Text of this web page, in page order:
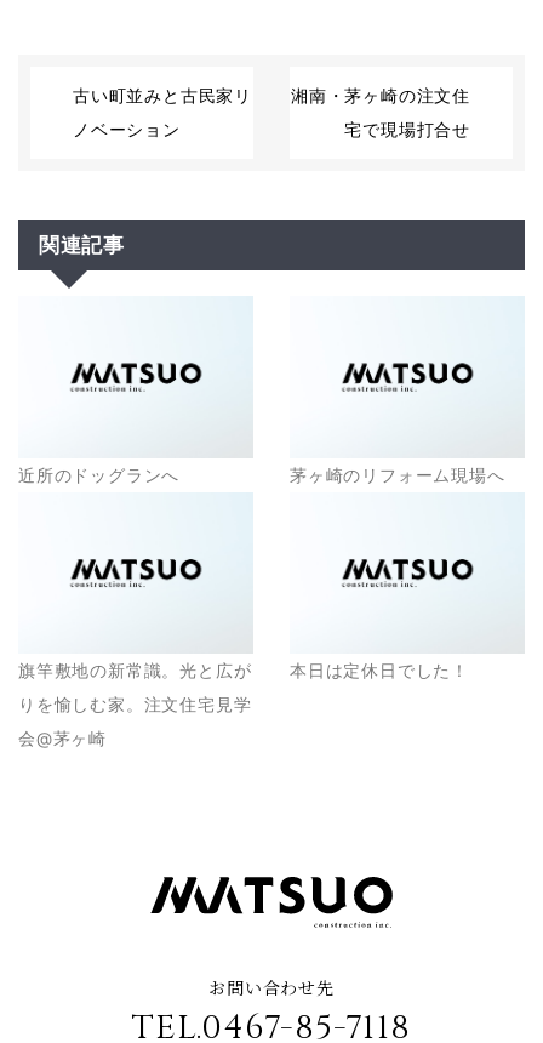
古い町並みと古民家リ
ノベーション
湘南・茅ヶ崎の注文住
宅で現場打合せ
関連記事
近所のドッグランへ 茅ヶ崎のリフォーム現場へ
旗竿敷地の新常識。光と広が
りを愉しむ家。注文住宅見学
会@茅ヶ崎
本日は定休日でした！
お問い合わせ先
TEL.0467-85-7118